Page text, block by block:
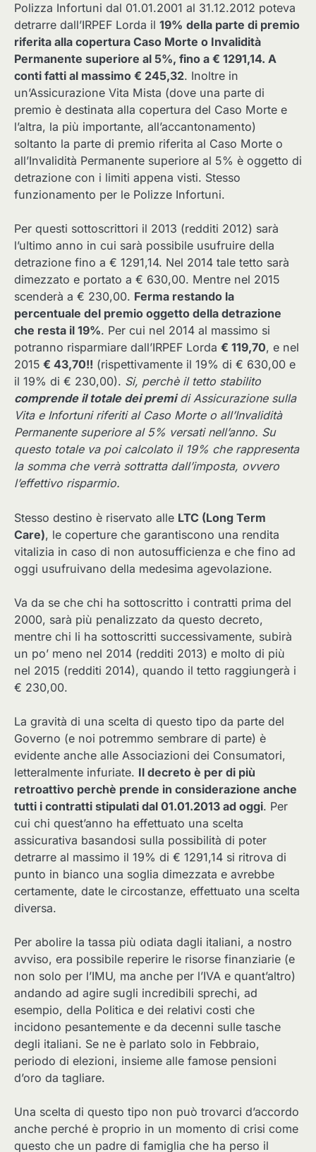
Polizza Infortuni dal 01.01.2001 al 31.12.2012 poteva
detrarre dall’IRPEF Lorda il 19% della parte di premio
riferita alla copertura Caso Morte o Invalidità
Permanente superiore al 5%, fino a € 1291,14. A
conti fatti al massimo € 245,32. Inoltre in
un’Assicurazione Vita Mista (dove una parte di
premio è destinata alla copertura del Caso Morte e
l’altra, la più importante, all’accantonamento)
soltanto la parte di premio riferita al Caso Morte o
all’Invalidità Permanente superiore al 5% è oggetto di
detrazione con i limiti appena visti. Stesso
funzionamento per le Polizze Infortuni.
Per questi sottoscrittori il 2013 (redditi 2012) sarà
l’ultimo anno in cui sarà possibile usufruire della
detrazione fino a € 1291,14. Nel 2014 tale tetto sarà
dimezzato e portato a € 630,00. Mentre nel 2015
scenderà a € 230,00. Ferma restando la
percentuale del premio oggetto della detrazione
che resta il 19%. Per cui nel 2014 al massimo si
potranno risparmiare dall’IRPEF Lorda € 119,70, e nel
2015 € 43,70!! (rispettivamente il 19% di € 630,00 e
il 19% di € 230,00). Si, perchè il tetto stabilito
comprende il totale dei premidi Assicurazione sulla
Vita e Infortuni riferiti al Caso Morte o all’Invalidità
Permanente superiore al 5% versati nell’anno. Su
questo totale va poi calcolato il 19% che rappresenta
la somma che verrà sottratta dall’imposta, ovvero
l’effettivo risparmio.
Stesso destino è riservato alle LTC (Long Term
Care), le coperture che garantiscono una rendita
vitalizia in caso di non autosufficienza e che fino ad
oggi usufruivano della medesima agevolazione.
Va da se che chi ha sottoscritto i contratti prima del
2000, sarà più penalizzato da questo decreto,
mentre chi li ha sottoscritti successivamente, subirà
un po’ meno nel 2014 (redditi 2013) e molto di più
nel 2015 (redditi 2014), quando il tetto raggiungerà i
€ 230,00.
La gravità di una scelta di questo tipo da parte del
Governo (e noi potremmo sembrare di parte) è
evidente anche alle Associazioni dei Consumatori,
letteralmente infuriate. Il decreto è per di più
retroattivo perchè prende in considerazione anche
tutti i contratti stipulati dal 01.01.2013 ad oggi. Per
cui chi quest’anno ha effettuato una scelta
assicurativa basandosi sulla possibilità di poter
detrarre al massimo il 19% di € 1291,14 si ritrova di
punto in bianco una soglia dimezzata e avrebbe
certamente, date le circostanze, effettuato una scelta
diversa.
Per abolire la tassa più odiata dagli italiani, a nostro
avviso, era possibile reperire le risorse finanziarie (e
non solo per l’IMU, ma anche per l’IVA e quant’altro)
andando ad agire sugli incredibili sprechi, ad
esempio, della Politica e dei relativi costi che
incidono pesantemente e da decenni sulle tasche
degli italiani. Se ne è parlato solo in Febbraio,
periodo di elezioni, insieme alle famose pensioni
d’oro da tagliare.
Una scelta di questo tipo non può trovarci d’accordo
anche perché è proprio in un momento di crisi come
questo che un padre di famiglia che ha perso il